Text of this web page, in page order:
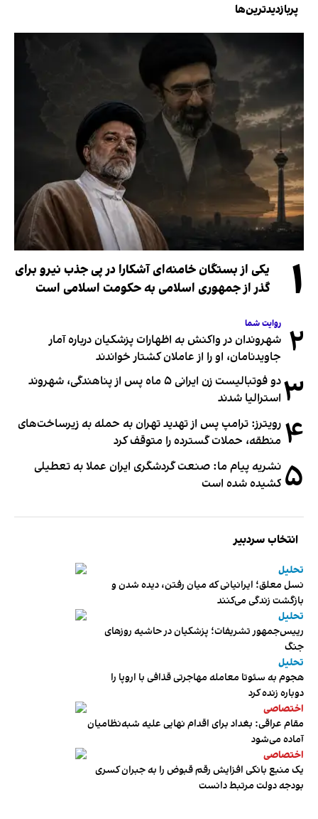
پربازدیدترین‌ها
۱
یکی از بستگان خامنه‌ای آشکارا در پی جذب نیرو برای
گذر از جمهوری اسلامی به حکومت اسلامی است
۲ روایت شما
شهروندان در واکنش به اظهارات پزشکیان درباره آمار
جاویدنامان، او را از عاملان کشتار خواندند
۳
دو فوتبالیست زن ایرانی ۵ ماه پس از پناهندگی، شهروند
استرالیا شدند
۴ رویترز: ترامپ پس از تهدید تهران به حمله به زیرساخت‌های
منطقه، حملات گسترده را متوقف کرد
۵ نشریه پیام ما: صنعت گردشگری ایران عملا به تعطیلی
کشیده شده است
انتخاب سردبیر
تحلیل
نسل معلق؛ ایرانیانی که میان رفتن، دیده شدن و
بازگشت زندگی می‌کنند
تحلیل
رییس‌جمهور تشریفات؛ پزشکیان در حاشیه روزهای
جنگ
تحلیل
هجوم به سئوتا معامله مهاجرتی قذافی با اروپا را
دوباره زنده کرد
اختصاصی
مقام عراقی: بغداد برای اقدام نهایی علیه شبه‌نظامیان
آماده می‌شود
اختصاصی
یک منبع بانکی افزایش رقم قبوض را به جبران کسری
بودجه دولت مرتبط دانست